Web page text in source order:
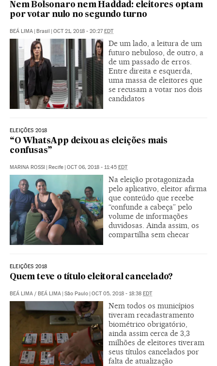
Nem Bolsonaro nem Haddad: eleitores optam
por votar nulo no segundo turno
BEÁ LIMA | Brasil | OCT 21, 2018 - 20:27EDT
De um lado, a leitura de um
futuro nebuloso, de outro, a
de um passado de erros.
Entre direita e esquerda,
uma massa de eleitores que
se recusam a votar nos dois
candidatos
ELEIÇÕES 2018
“O WhatsApp deixou as eleições mais
confusas”
MARINA ROSSI | Recife | OCT 06, 2018 - 11:45 EDT
Na eleição protagonizada
pelo aplicativo, eleitor afirma
que conteúdo que recebe
“confunde a cabeça” pelo
volume de informações
duvidosas. Ainda assim, os
compartilha sem checar
ELEIÇÕES 2018
Quem teve o título eleitoral cancelado?
BEÁ LIMA / BEÁ LIMA | São Paulo | OCT 05, 2018 - 18:38 EDT
Nem todos os municípios
tiveram recadastramento
biométrico obrigatório,
ainda assim cerca de 3,3
milhões de eleitores tiveram
seus títulos cancelados por
falta de atualização